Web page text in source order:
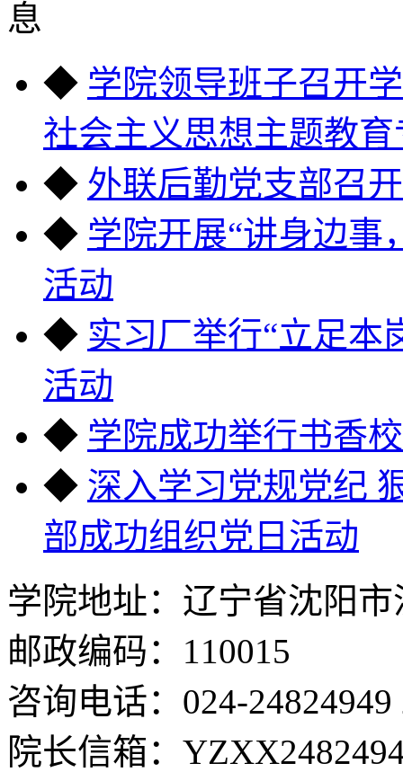
◆ 学院领导班子召开
社会主义思想主题教
◆ 外联后勤党支部召
◆ 学院开展“讲身边事
活动
◆ 实习厂举行“立足本
活动
◆ 学院成功举行书香
◆ 深入学习党规党纪
部成功组织党日活动
学院地址：辽宁省沈阳
邮政编码：110015
咨询电话：024-24824949
院长信箱：